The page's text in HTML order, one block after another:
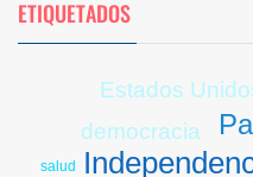
ETIQUETADOS
democracia
Estados
salud